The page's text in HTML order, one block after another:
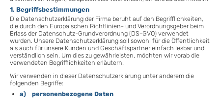
1. Begriffsbestimmungen
Die Datenschutzerklärung der Firma beruht auf den Begrifflichkeiten,
die durch den Europäischen Richtlinien- und Verordnungsgeber beim
Erlass der Datenschutz-Grundverordnung (DS-GVO) verwendet
wurden. Unsere Datenschutzerklärung soll sowohl für die Öffentlichkeit
als auch für unsere Kunden und Geschäftspartner einfach lesbar und
verständlich sein. Um dies zu gewährleisten, möchten wir vorab die
verwendeten Begrifflichkeiten erläutern.
Wir verwenden in dieser Datenschutzerklärung unter anderem die
folgenden Begriffe:
a) personenbezogene Daten